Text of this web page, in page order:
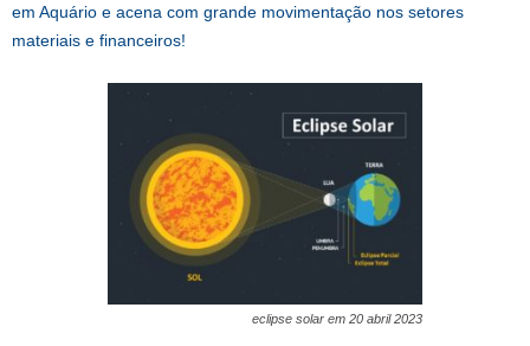
em Aquário e acena com grande movimentação nos setores
materiais e financeiros!
eclipse solar em 20 abril 2023